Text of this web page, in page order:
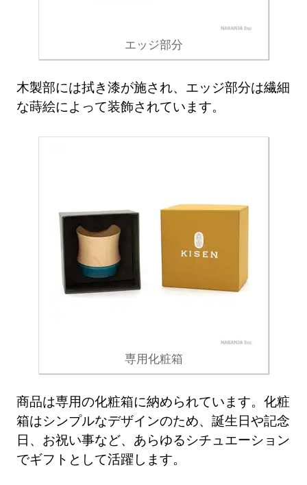
エッジ部分
木製部には拭き漆が施され、エッジ部分は繊細
な蒔絵によって装飾されています。
専用化粧箱
商品は専用の化粧箱に納められています。化粧
箱はシンプルなデザインのため、誕生日や記念
日、お祝い事など、あらゆるシチュエーション
でギフトとして活躍します。